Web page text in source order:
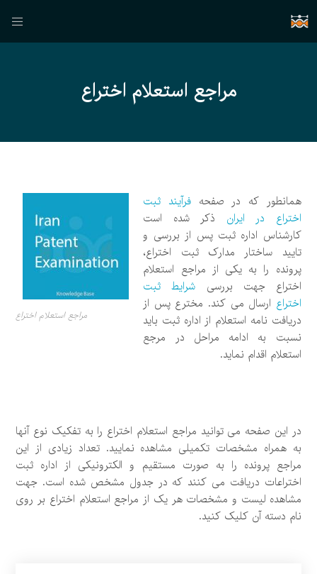
مراجع استعلام اختراع
مراجع استعلام اختراع
همانطور که در صفحه فرآیند ثبت
اختراع در ایران ذکر شده است
کارشناس اداره ثبت پس از بررسی و
تایید ساختار مدارک ثبت اختراع،
پرونده را به یکی از مراجع استعلام
اختراع جهت بررسی شرایط ثبت
اختراع ارسال می کند. مخترع پس از
دریافت نامه استعلام از اداره ثبت باید
نسبت به ادامه مراحل در مرجع
استعلام اقدام نماید.
در این صفحه می توانید مراجع استعلام اختراع را به تفکیک نوع آنها
به همراه مشخصات تکمیلی مشاهده نمایید. تعداد زیادی از این
مراجع پرونده را به صورت مستقیم و الکترونیکی از اداره ثبت
اختراعات دریافت می کنند که در جدول مشخص شده است. جهت
مشاهده لیست و مشخصات هر یک از مراجع استعلام اختراع بر روی
نام دسته آن کلیک کنید.